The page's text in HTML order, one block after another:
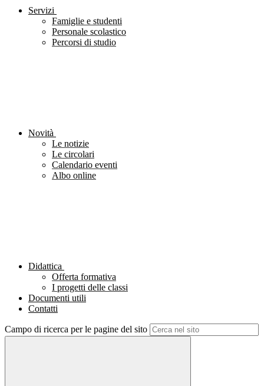
Servizi
Famiglie e studenti
Personale scolastico
Percorsi di studio
Novità
Le notizie
Le circolari
Calendario eventi
Albo online
Didattica
Offerta formativa
I progetti delle classi
Documenti utili
Contatti
Campo di ricerca per le pagine del sito